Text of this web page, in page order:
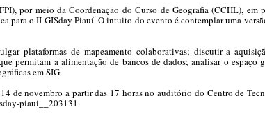
por meio da Coordenação do Curso de Geografia (CCHL),
para o II GISday Piauí. O intuito do evento é contemplar uma
plataformas de mapeamento colaborativas; discutir a
permitam a alimentação de bancos de dados; analisar o
em SIG.
de novembro a partir das 17 horas no auditório do Centro de
piaui__203131.